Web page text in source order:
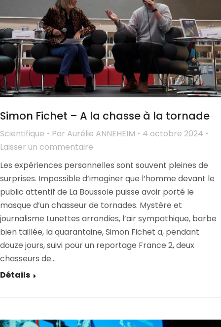
Simon Fichet – A la chasse à la tornade
Scientifique Par Aurélie ANNEHEIM
4 octobre 2024
Laisser un commentaire
Les expériences personnelles sont souvent pleines de
surprises. Impossible d’imaginer que l’homme devant le
public attentif de La Boussole puisse avoir porté le
masque d’un chasseur de tornades. Mystère et
journalisme Lunettes arrondies, l’air sympathique, barbe
bien taillée, la quarantaine, Simon Fichet a, pendant
douze jours, suivi pour un reportage France 2, deux
chasseurs de…
Détails